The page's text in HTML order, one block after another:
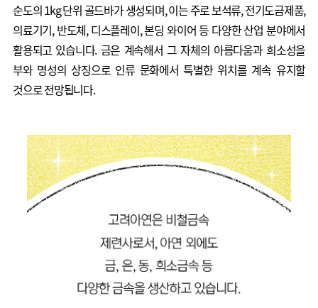
순도의 1kg 단위 골드바가 생성되며, 이는 주로 보석류, 전기도금제품,
의료기기, 반도체, 디스플레이, 본딩 와이어 등 다양한 산업 분야에서
활용되고 있습니다. 금은 계속해서 그 자체의 아름다움과 희소성을
부와 명성의 상징으로 인류 문화에서 특별한 위치를 계속 유지할
것으로 전망됩니다.